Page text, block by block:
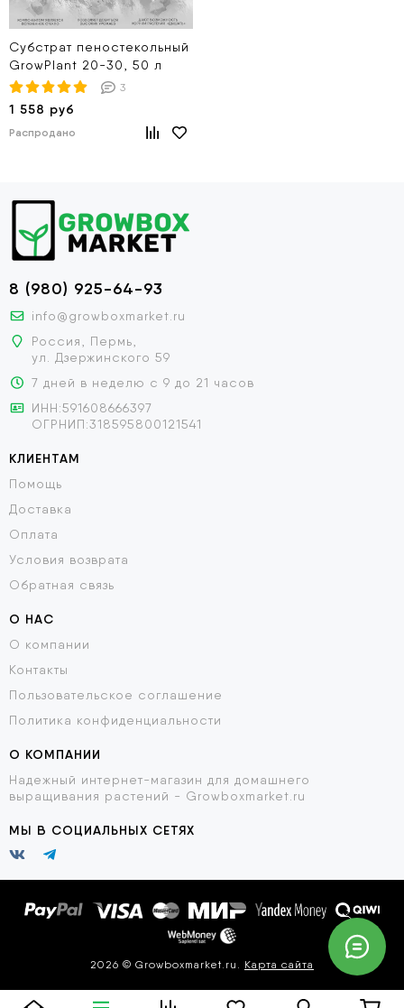
Субстрат пеностекольный
GrowPlant 20-30, 50 л
3
1 558 руб
Распродано
8 (980) 925-64-93
info@growboxmarket.ru
Россия, Пермь,
ул. Дзержинского 59
7 дней в неделю с 9 до 21 часов
ИНН:591608666397
ОГРНИП:318595800121541
КЛИЕНТАМ
Помощь
Доставка
Оплата
Условия возврата
Обратная связь
О НАС
О компании
Контакты
Пользовательское соглашение
Политика конфиденциальности
О КОМПАНИИ
Надежный интернет-магазин для домашнего
выращивания растений - Growboxmarket.ru
МЫ В СОЦИАЛЬНЫХ СЕТЯХ
2026 © Growboxmarket.ru. Карта сайта